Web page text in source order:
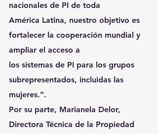
nacionales de PI de toda
América Latina, nuestro objetivo es
fortalecer la cooperación mundial y
ampliar el acceso a
los sistemas de PI para los grupos
subrepresentados, incluidas las
mujeres.”.
Por su parte, Marianela Delor,
Directora Técnica de la Propiedad